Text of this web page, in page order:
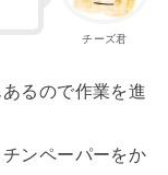
チーズ君
るので作業を進
ンペーパーをか